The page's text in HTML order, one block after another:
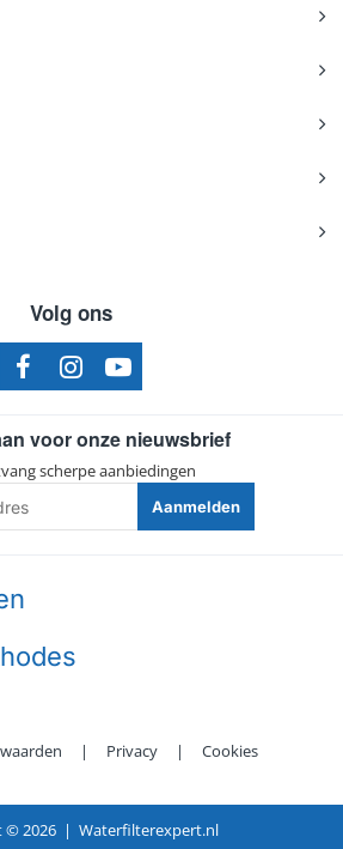
Volg ons
voor onze nieuwsbrief
scherpe aanbiedingen
Aanmelden
| Privacy | Cookies
©2026 | Waterfilterexpert.nl